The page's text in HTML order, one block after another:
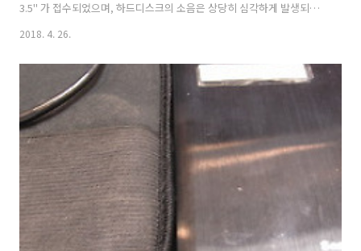
3.5" 가 접수되었으며, 하드디스크의 소음은 상당히 심각하게 발생되고
있었다. 하드디스크의 소음은 스핀들모터(Spindle motor)가 플래터
정상적인 하드디스크라 볼 수 있다. 그러나 긁히거나 닿는 민감한 소리는
대부분 하드디스크에 치명적인 결함이 생겼을때 발생된다. 헤드(head)
가 Not Ready 또는 Not Detect 상태에서는 미디어의 손상은 크지 않
겠으나 헤드가 정상적으로 동작하면서 플래터의 미디어와 충돌이 발생
되는 경우는 데이터가 기록된 미디어를 심각하게 훼손시키기 때문..
2018. 4. 26.